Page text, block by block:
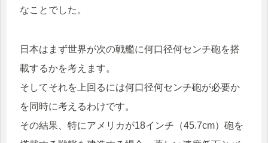
なことでした。
日本はまず世界が次の戦艦に何口径何センチ砲を搭
載するかを考えます。
そしてそれを上回るには何口径何センチ砲が必要か
を同時に考えるわけです。
その結果、特にアメリカが18インチ（45.7cm）砲を